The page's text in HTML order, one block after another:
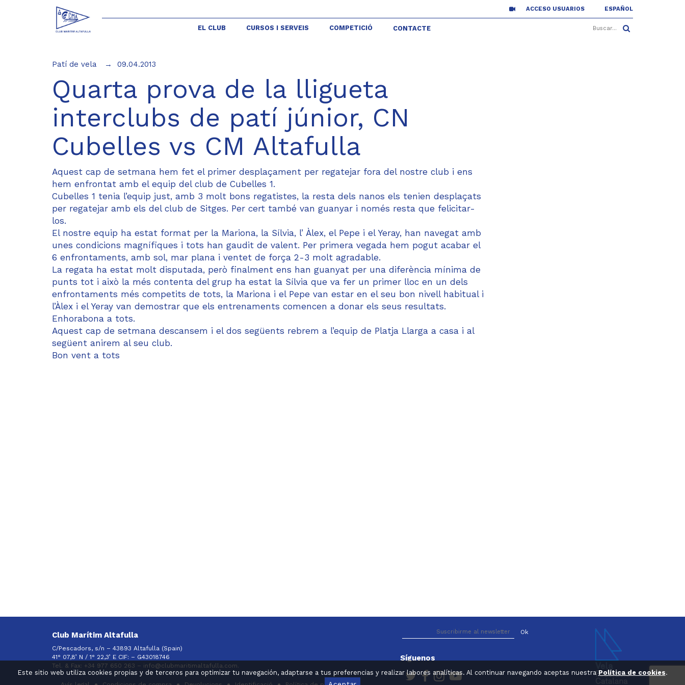
Este sitio web utiliza cookies propias y de terceros para optimizar tu navegación, adaptarse a tus preferencias y realizar labores analíticas. Al continuar navegando aceptas nuestra Política de cookies.
ACCESO USUARIOS ESPAÑOL
EL CLUB CURSOS I SERVEIS COMPETICIÓ CONTACTE
Patí de vela 09.04.2013
Quarta prova de la lligueta
interclubs de patí júnior, CN
Cubelles vs CM Altafulla
Aquest cap de setmana hem fet el primer desplaçament per regatejar fora del nostre club i ens
hem enfrontat amb el equip del club de Cubelles 1.
Cubelles 1 tenia l’equip just, amb 3 molt bons regatistes, la resta dels nanos els tenien desplaçats
per regatejar amb els del club de Sitges. Per cert també van guanyar i només resta que felicitar-
los.
El nostre equip ha estat format per la Mariona, la Sílvia, l’ Àlex, el Pepe i el Yeray, han navegat amb
unes condicions magnífiques i tots han gaudit de valent. Per primera vegada hem pogut acabar el
6 enfrontaments, amb sol, mar plana i ventet de força 2-3 molt agradable.
La regata ha estat molt disputada, però finalment ens han guanyat per una diferència mínima de
punts tot i això la més contenta del grup ha estat la Sílvia que va fer un primer lloc en un dels
enfrontaments més competits de tots, la Mariona i el Pepe van estar en el seu bon nivell habitual i
l’Àlex i el Yeray van demostrar que els entrenaments comencen a donar els seus resultats.
Enhorabona a tots.
Aquest cap de setmana descansem i el dos següents rebrem a l’equip de Platja Llarga a casa i al
següent anirem al seu club.
Bon vent a tots
Club Marítim Altafulla
C/Pescadors, s/n – 43893 Altafulla (Spain)
41° 07,8’ N / 1° 22,3’ E CIF: – G43018746
Tel. & Fax: +34 977 650 263 – info@clubmaritimaltafulla.com.
Síguenos